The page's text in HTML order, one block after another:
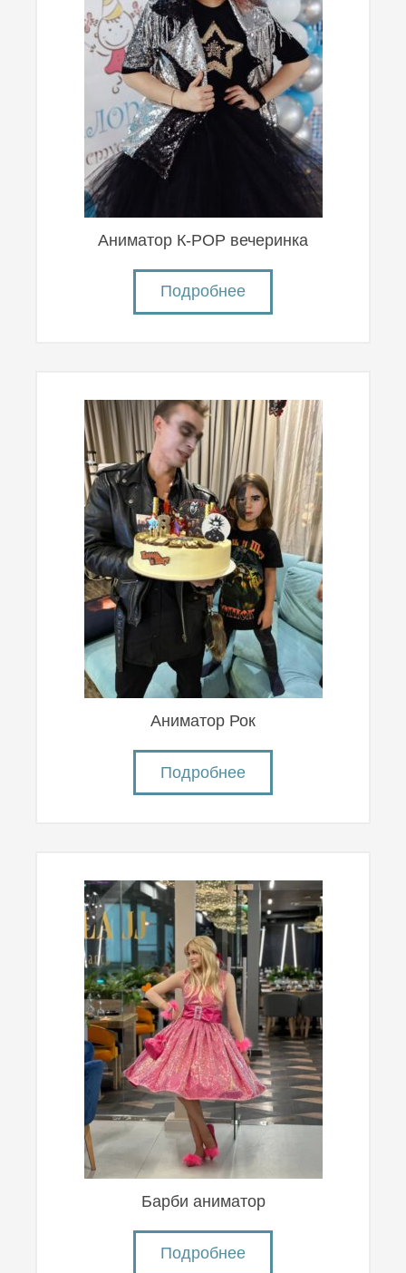
Аниматор К-POP вечеринка
Подробнее
Аниматор Рок
Подробнее
Барби аниматор
Подробнее